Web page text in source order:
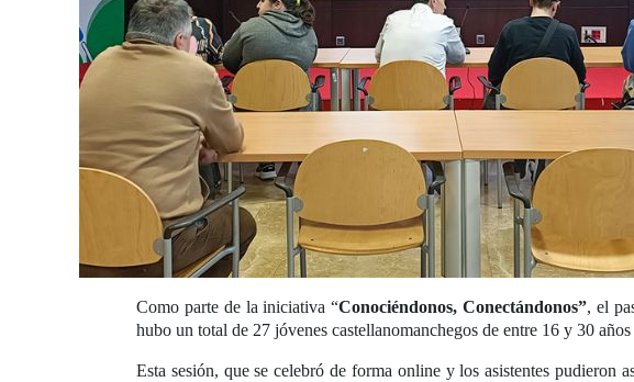
Como parte de la iniciativa “Conociéndonos, Conectándonos”, el
hubo un total de 27 jóvenes castellanomanchegos de entre 16 y 30
Esta sesión, que se celebró de forma online y los asistentes pudieron